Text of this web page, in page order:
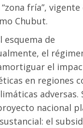
fría”, vigente
Chubut.
esquema de
el
el
en regiones
adversas.
nacional
el